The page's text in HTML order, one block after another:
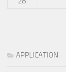
APPLICATION